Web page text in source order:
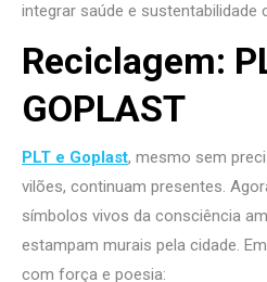
integrar saúde e sustentabilidade
Reciclagem:
GOPLAST
PLT e Goplast, mesmo sem
vilões, continuam presentes.
símbolos vivos da consciência
estampam murais pela cidade.
com força e poesia: